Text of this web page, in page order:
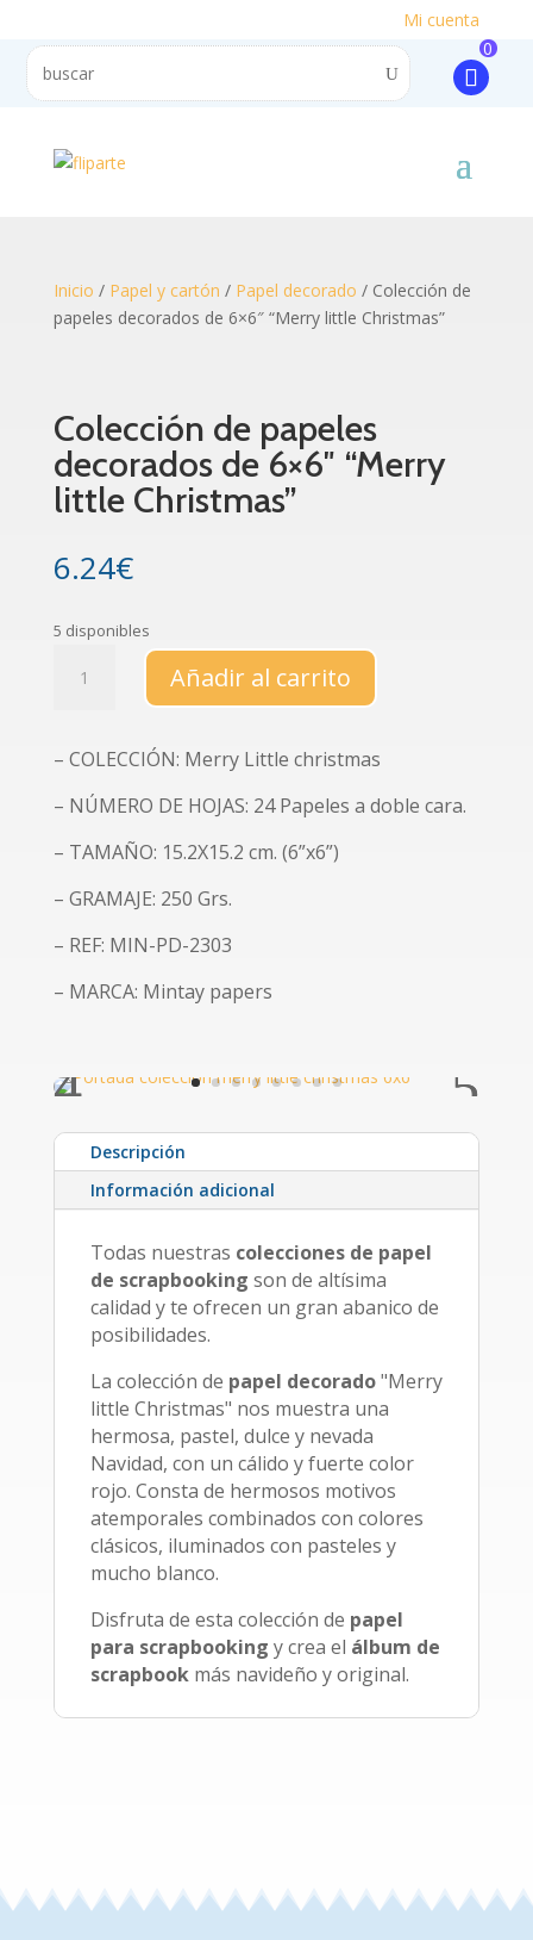
Mi cuenta
0
Inicio / Papel y cartón / Papel decorado / Colección de
papeles decorados de 6×6″ “Merry little Christmas”
Colección de papeles
decorados de 6×6″ “Merry
little Christmas”
6.24€
5 disponibles
de
6x6"
little
cantidad
Añadir al carrito
– COLECCIÓN: Merry Little christmas
– NÚMERO DE HOJAS: 24 Papeles a doble cara.
– TAMAÑO: 15.2X15.2 cm. (6”x6”)
– GRAMAJE: 250 Grs.
– REF: MIN-PD-2303
– MARCA: Mintay papers
Descripción
Información adicional
Todas nuestras colecciones de papel
de scrapbooking son de altísima
calidad y te ofrecen un gran abanico de
posibilidades.
La colección de papel decorado"Merry
little Christmas" nos muestra una
hermosa, pastel, dulce y nevada
Navidad, con un cálido y fuerte color
rojo. Consta de hermosos motivos
atemporales combinados con colores
clásicos, iluminados con pasteles y
mucho blanco.
Disfruta de esta colección de papel
para scrapbooking y crea el álbum de
scrapbookmás navideño y original.